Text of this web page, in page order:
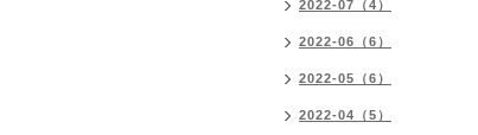
2022-07（4）
2022-06（6）
2022-05（6）
2022-04（5）